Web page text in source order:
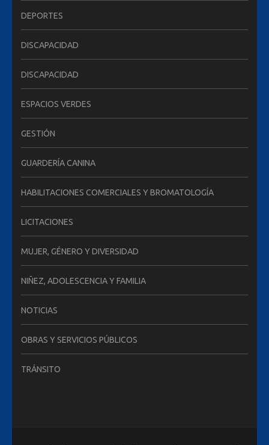
DEPORTES
DISCAPACIDAD
DISCAPACIDAD
ESPACIOS VERDES
GESTIÓN
GUARDERÍA CANINA
HABILITACIONES COMERCIALES Y BROMATOLOGÍA
LICITACIONES
MUJER, GÉNERO Y DIVERSIDAD
NIÑEZ, ADOLESCENCIA Y FAMILIA
NOTICIAS
OBRAS Y SERVICIOS PÚBLICOS
TRÁNSITO